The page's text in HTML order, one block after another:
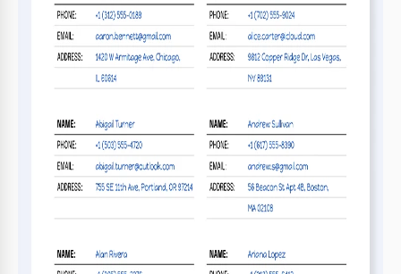
Dimensione
A4 / Lettera US Libri Modelli
December 9, 2025
Ultimo aggiornamento
August 1, 2026
Statistiche di utilizzo
120 download questo mese
Caratteristiche principali di questo modello
Semplouse Libri Modelli